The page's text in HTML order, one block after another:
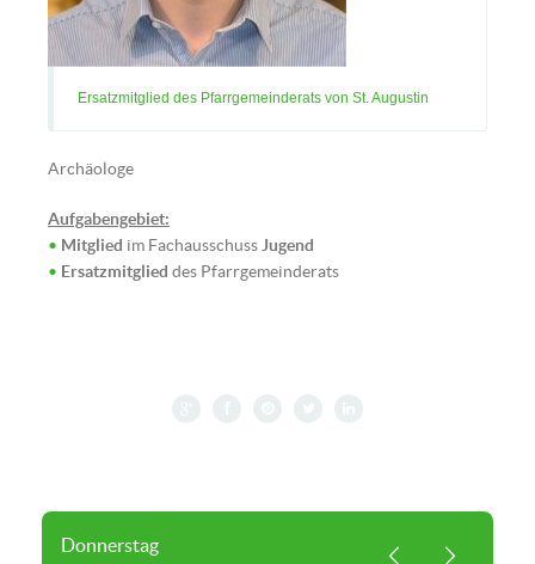
Ersatzmitglied des Pfarrgemeinderats von St. Augustin
Archäologe
Aufgabengebiet:
• Mitglied im Fachausschuss Jugend
• Ersatzmitglied des Pfarrgemeinderats
Donnerstag